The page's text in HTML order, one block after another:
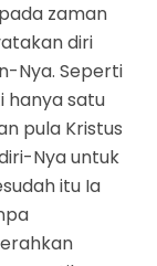
zaman
diri
Nya. Seperti
hanya satu
pula Kristus
Nya untuk
itu Ia